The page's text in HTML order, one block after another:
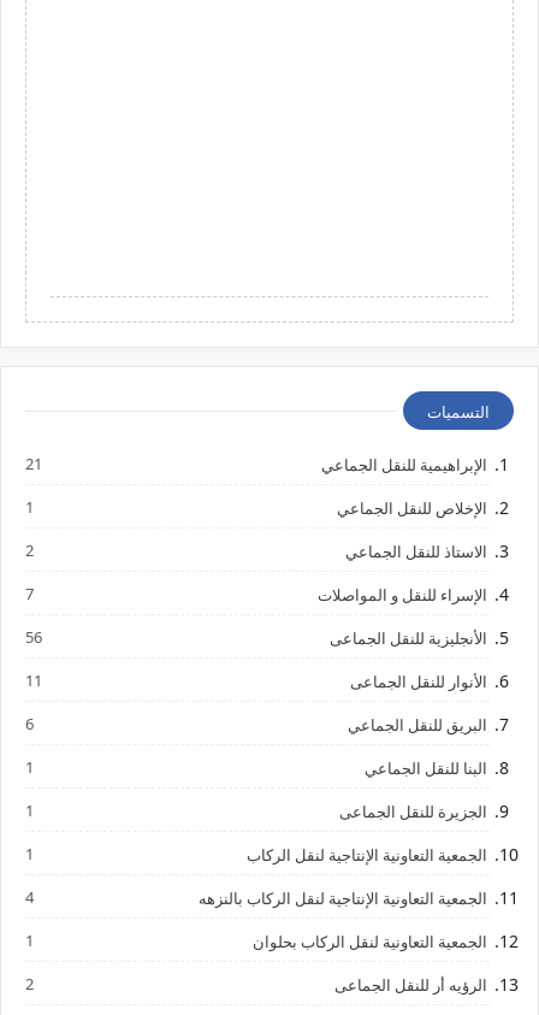
التسميات
الإبراهيمية للنقل الجماعي 21
الإخلاص للنقل الجماعي 1
الاستاذ للنقل الجماعي 2
الإسراء للنقل و المواصلات 7
الأنجليزية للنقل الجماعى 56
الأنوار للنقل الجماعى 11
البريق للنقل الجماعي 6
البنا للنقل الجماعي 1
الجزيرة للنقل الجماعى 1
الجمعية التعاونية الإنتاجية لنقل الركاب 1
الجمعية التعاونية الإنتاجية لنقل الركاب بالنزهه 4
الجمعية التعاونية لنقل الركاب بحلوان 1
الرؤيه أر للنقل الجماعى 2